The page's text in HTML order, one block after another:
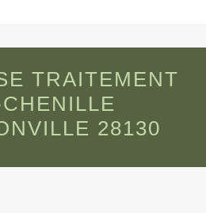
TRAITEMENT
28130